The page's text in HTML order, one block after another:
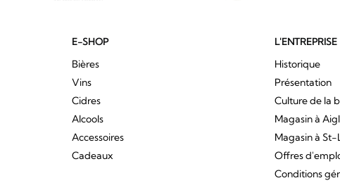
E-SHOP
Bières
Vins
Cidres
Alcools
Accessoires
Cadeaux
L'ENTREPRISE
Historique
Présentation
Culture de la
Magasin à
Magasin à
Offres
Conditions